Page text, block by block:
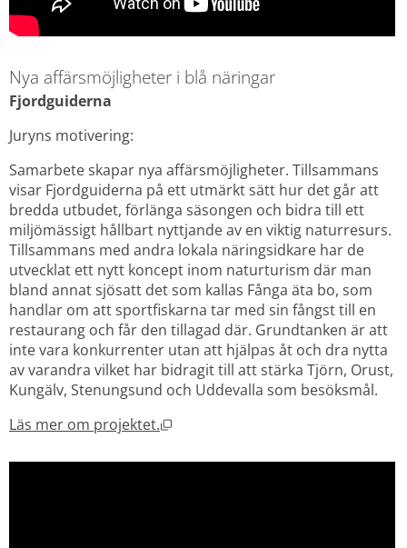
Nya affärsmöjligheter i blå näringar
Fjordguiderna
Juryns motivering:
Samarbete skapar nya affärsmöjligheter. Tillsammans
visar Fjordguiderna på ett utmärkt sätt hur det går att
bredda utbudet, förlänga säsongen och bidra till ett
miljömässigt hållbart nyttjande av en viktig naturresurs.
Tillsammans med andra lokala näringsidkare har de
utvecklat ett nytt koncept inom naturturism där man
bland annat sjösatt det som kallas Fånga äta bo, som
handlar om att sportfiskarna tar med sin fångst till en
restaurang och får den tillagad där. Grundtanken är att
inte vara konkurrenter utan att hjälpas åt och dra nytta
av varandra vilket har bidragit till att stärka Tjörn, Orust,
Kungälv, Stenungsund och Uddevalla som besöksmål.
Läs mer om projektet.